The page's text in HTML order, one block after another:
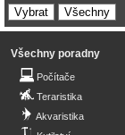
Všechny poradny
Počítače
Teraristika
Akvaristika